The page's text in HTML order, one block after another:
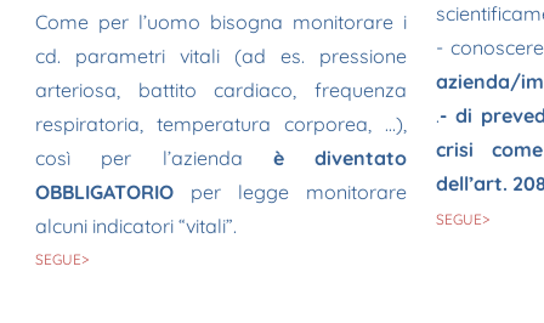
Come per l’uomo bisogna monitorare i
cd. parametri vitali (ad es. pressione
arteriosa, battito cardiaco, frequenza
respiratoria, temperatura corporea, …),
così per l’azienda è diventato
OBBLIGATORIO per legge monitorare
alcuni indicatori “vitali”.
SEGUE>
-
azienda/
.- di
crisi
dell’art.
SEGUE>